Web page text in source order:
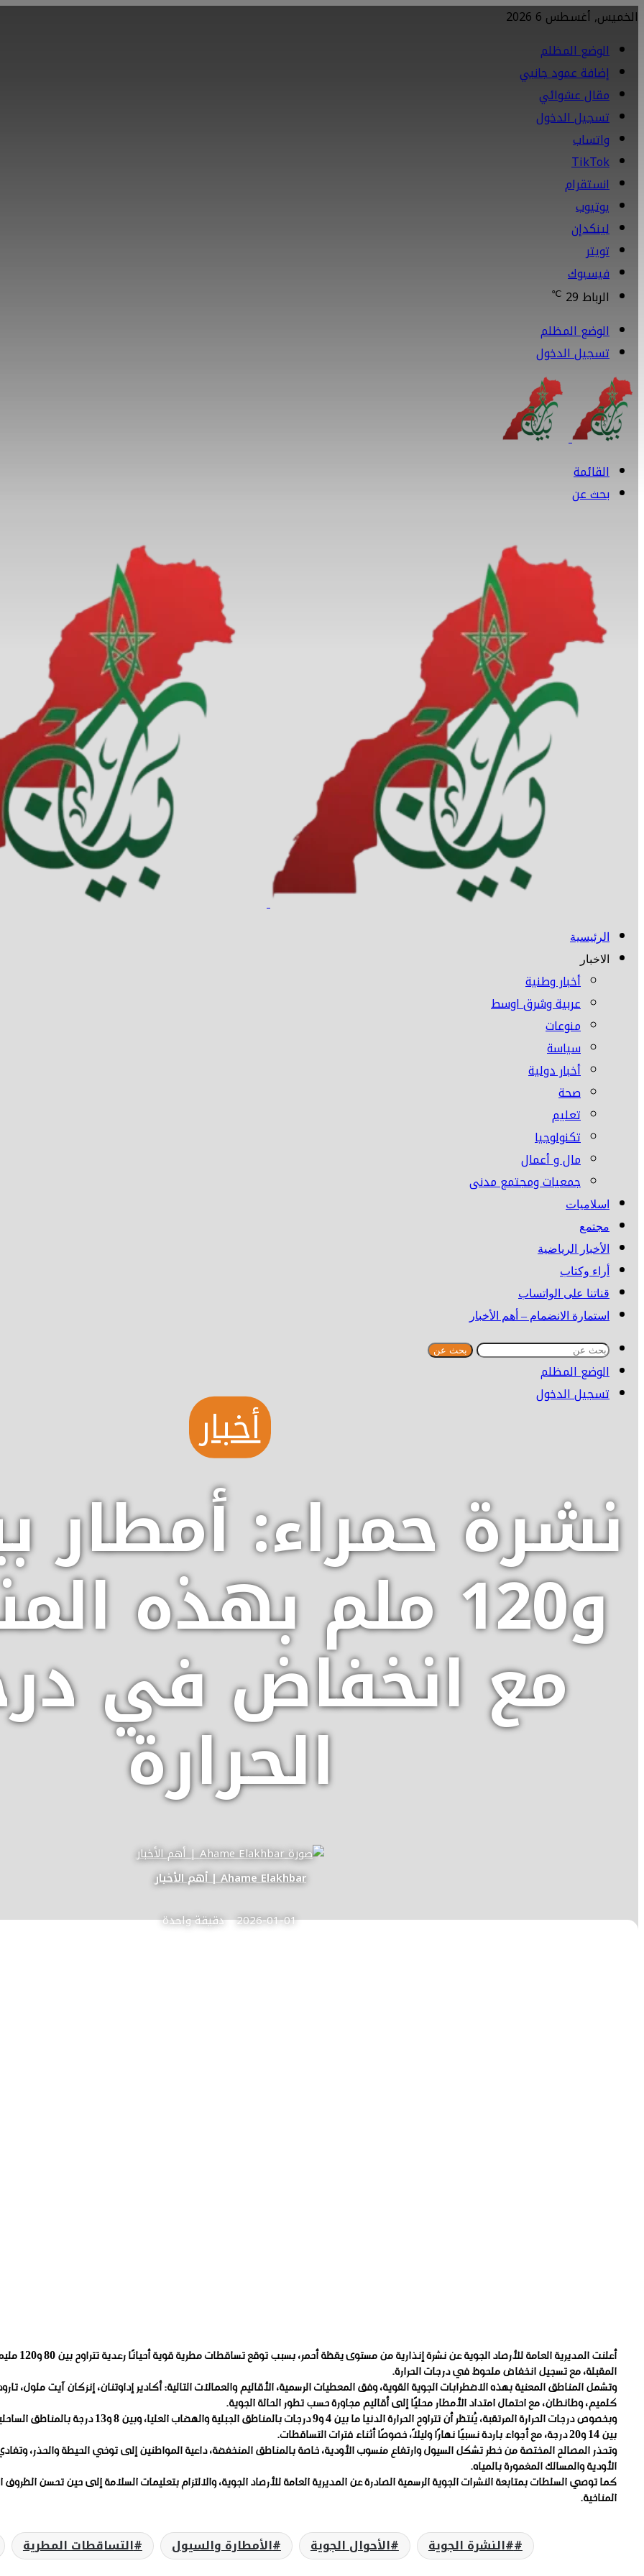
الخميس, أغسطس 6 2026
الوضع المظلم
إضافة عمود جانبي
مقال عشوائي
تسجيل الدخول
واتساب
TikTok
انستقرام
يوتيوب
لينكدإن
تويتر
فيسبوك
الرباط29
℃
الوضع المظلم
تسجيل الدخول
القائمة
بحث عن
الرئيسية
الاخبار
أخبار وطنية
عربية وشرق اوسط
منوعات
سياسة
أخبار دولية
صحة
تعليم
تكنولوجيا
مال و أعمال
جمعيات ومجتمع مدنى
اسلاميات
مجتمع
الأخبار الرياضية
أراء وكتاب
قناتنا على الواتساب
استمارة الانضمام – أهم الأخبار
بحث عن
الوضع المظلم
تسجيل الدخول
أخبار
و120 ملم بهذه
مع انخفاض في
الحرارة
Ahame Elakhbar | أهم الأخبار
2026-01-01 دقيقة واحدة
أعلنت
المقبلة، مع تسجيل انخفاض ملحوظ في درجات الحرارة.
وتشمل المناطق المعنية بهذه الاضطرابات الجوية القوية، وفق المعطيات الرسمية، الأقاليم والعمالات التالية: أكادير إداوتنان، إنزكان آيت ملول،
كلميم، وطانطان، مع احتمال امتداد الأمطار محليًا إلى أقاليم مجاورة حسب تطور الحالة الجوية.
وبخصوص درجات الحرارة المرتقبة، يُنتظر أن تتراوح الحرارة
بين 14 و20 درجة، مع أجواء باردة نسبيًا نهارًا وليلاً، خصوصًا أثناء فترات التساقطات.
وتحذر المصالح المختصة من خطر تشكل السيول وارتفاع منسوب الأودية، خاصة بالمناطق المنخفضة، داعية المواطنين إلى توخي الحيطة والحذر،
الأودية والمسالك المغمورة بالمياه.
كما توصي السلطات بمتابعة النشرات الجوية الرسمية الصادرة عن المديرية العامة للأرصاد الجوية، والالتزام بتعليمات السلامة إلى حين تحسن الظروف
المناخية.
#النشرة الجوية الأحوال الجوية الأمطارة والسيول التساقطات المطرية